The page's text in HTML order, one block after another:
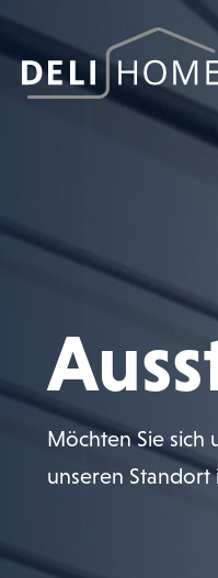
Möchten Sie sich
unseren Standort